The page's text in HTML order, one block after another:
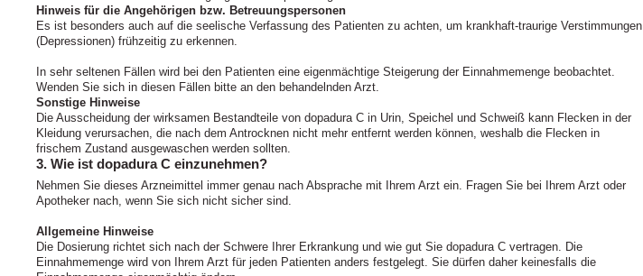
Hinweis für die Angehörigen bzw. Betreuungspersonen
Es ist besonders auch auf die seelische Verfassung des Patienten zu achten, um krankhaft-traurige Verstimmungen
(Depressionen) frühzeitig zu erkennen.
In sehr seltenen Fällen wird bei den Patienten eine eigenmächtige Steigerung der Einnahmemenge beobachtet.
Wenden Sie sich in diesen Fällen bitte an den behandelnden Arzt.
Sonstige Hinweise
Die Ausscheidung der wirksamen Bestandteile von dopadura C in Urin, Speichel und Schweiß kann Flecken in der
Kleidung verursachen, die nach dem Antrocknen nicht mehr entfernt werden können, weshalb die Flecken in
frischem Zustand ausgewaschen werden sollten.
3. Wie ist dopadura C einzunehmen?
Nehmen Sie dieses Arzneimittel immer genau nach Absprache mit Ihrem Arzt ein. Fragen Sie bei Ihrem Arzt oder
Apotheker nach, wenn Sie sich nicht sicher sind.
Allgemeine Hinweise
Die Dosierung richtet sich nach der Schwere Ihrer Erkrankung und wie gut Sie dopadura C vertragen. Die
Einnahmemenge wird von Ihrem Arzt für jeden Patienten anders festgelegt. Sie dürfen daher keinesfalls die